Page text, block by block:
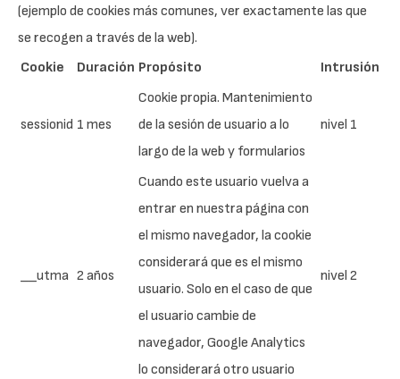
(ejemplo de cookies más comunes, ver exactamente las que
se recogen a través de la web).
Cookie
Duración Propósito Intrusión
sessionid 1 mes
Cookie propia. Mantenimiento
de la sesión de usuario a lo
largo de la web y formularios
nivel 1
__utma 2 años
Cuando este usuario vuelva a
entrar en nuestra página con
el mismo navegador, la cookie
considerará que es el mismo
usuario. Solo en el caso de que
el usuario cambie de
navegador, Google Analytics
lo considerará otro usuario
nivel 2